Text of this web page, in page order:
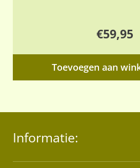
€59,95
Toevoegen aan
Informatie: